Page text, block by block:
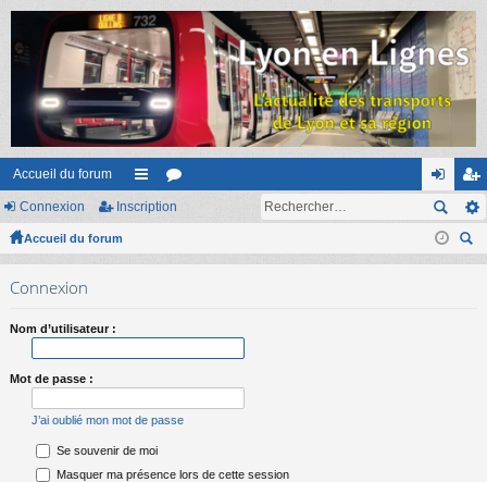
Accueil du forum
ac
s
or on
ne
ns
cri
Connexion Inscription
Accueil du forum
ec
Connexion
Nom d’utilisateur :
Mot de passe :
J’ai oublié mon mot de passe
Se souvenir de moi
Masquer ma présence lors de cette session